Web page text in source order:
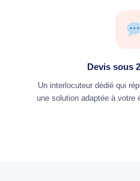
Devis sous
Un interlocuteur dédié qui
une solution adaptée à votre